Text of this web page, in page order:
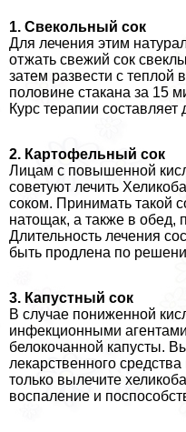
1. Свекольный сок
Для лечения этим
отжать свежий сок
затем развести с теплой
половине стакана за 15
Курс терапии составляет
2. Картофельный сок
Лицам с повышенной
советуют лечить
соком. Принимать такой
натощак, а также в
Длительность лечения
быть продлена по
3. Капустный сок
В случае пониженной
инфекционными
белокочанной капусты.
лекарственного
только вылечите
воспаление и